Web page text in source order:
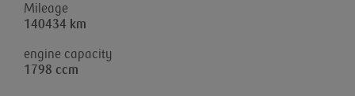
Mileage
140434 km
engine capacity
1798 ccm